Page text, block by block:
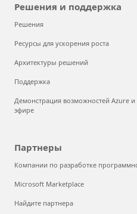
Решения и поддержка
Решения
Ресурсы для ускорения роста
Архитектуры решений
Поддержка
Демонстрация возможностей Azure
эфире
Партнеры
Компании по разработке
Microsoft Marketplace
Найдите партнера